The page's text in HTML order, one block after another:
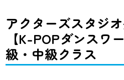
アクターズスタジ
【K-POPダンスワ
級・中級クラス